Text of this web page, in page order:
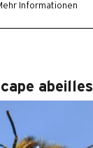
Informationen
abeilles